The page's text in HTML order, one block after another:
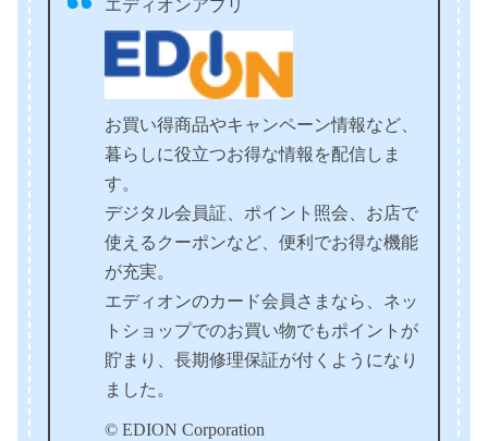
エディオンアプリ
お買い得商品やキャンペーン情報など、
暮らしに役立つお得な情報を配信しま
す。
デジタル会員証、ポイント照会、お店で
使えるクーポンなど、便利でお得な機能
が充実。
エディオンのカード会員さまなら、ネッ
トショップでのお買い物でもポイントが
貯まり、長期修理保証が付くようになり
ました。
© EDION Corporation